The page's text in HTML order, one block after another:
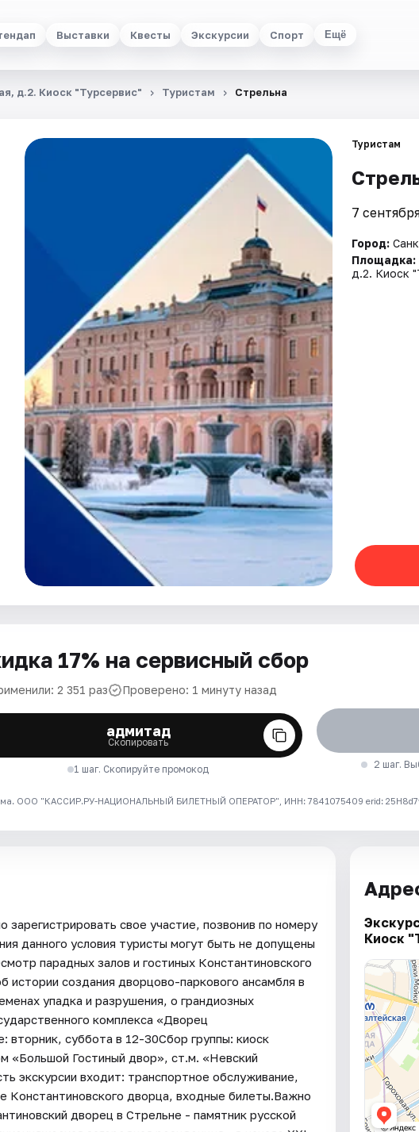
Выставки Квесты Экскурсии Спорт Ещё
д.2. Киоск "Турсервис" Туристам Стрельна
Туристам
7
Город:
Площадка:
д.2. Киоск
17% на сервисный сбор
2 351 раз Проверено: 1 минуту назад
адмитад
Скопировать
1 шаг. Скопируйте промокод
2 шаг.
ООО "КАССИР.РУ-НАЦИОНАЛЬНЫЙ БИЛЕТНЫЙ ОПЕРАТОР", ИНН: 7841075409 erid:
свое участие, позвонив по номеру
данного условия туристы могут быть не допущены
парадных залов и гостиных Константиновского
создания дворцово-паркового ансамбля в
упадка и разрушения, о грандиозных
комплекса «Дворец
вторник, суббота в 12-30Сбор группы: киоск
Гостиный двор», ст.м. «Невский
экскурсии входит: транспортное обслуживание,
дворца, входные билеты.Важно
дворец в Стрельне - памятник русской
Киоск